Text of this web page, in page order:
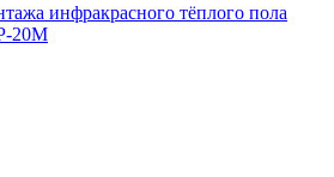
инфракрасного тёплого пола
20M